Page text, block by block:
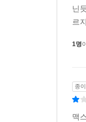
길고
불안을
살아
걸어가
손, 돌
남아 있
닌
르
1명
종
맥